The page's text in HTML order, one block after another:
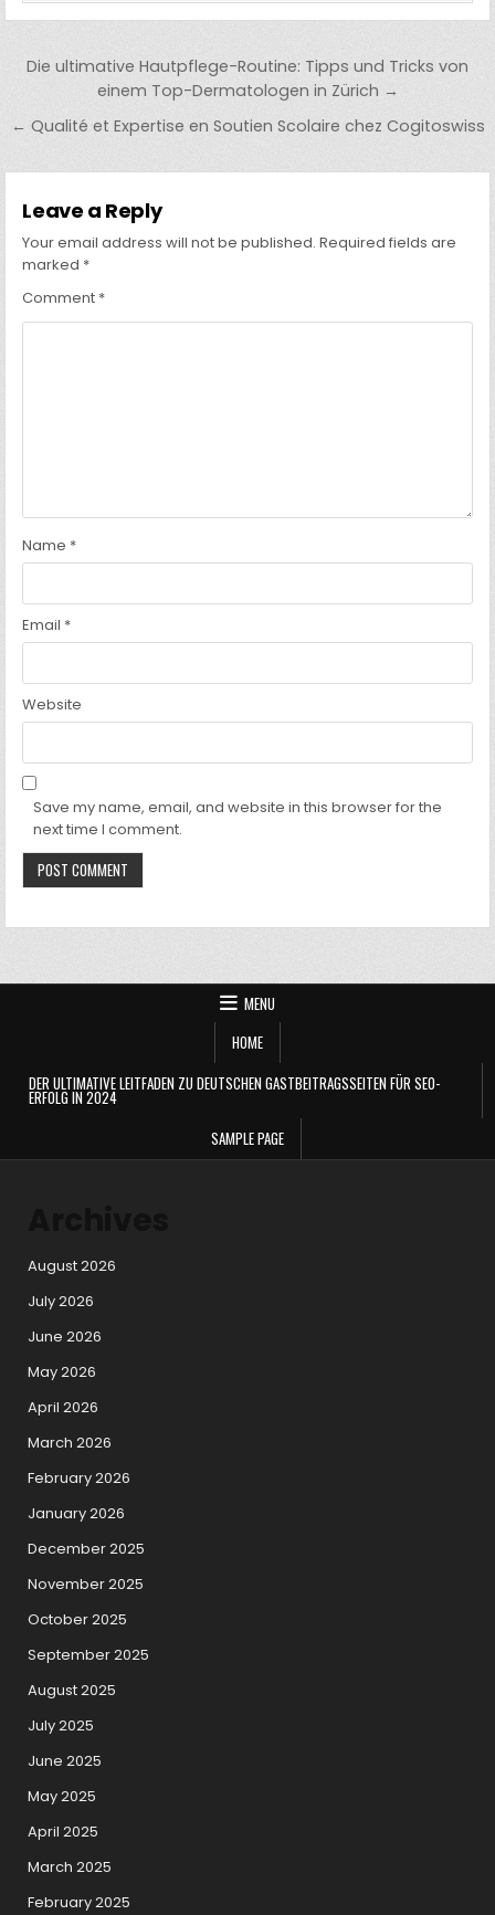
Post
navigation
Die ultimative Hautpflege-Routine: Tipps und Tricks von
einem Top-Dermatologen in Zürich →
← Qualité et Expertise en Soutien Scolaire chez Cogitoswiss
Leave a Reply
Your email address will not be published. Required fields are
marked *
Comment *
Name *
Email *
Website
Save my name, email, and website in this browser for the
next time I comment.
MENU
HOME
DER ULTIMATIVE LEITFADEN ZU DEUTSCHEN GASTBEITRAGSSEITEN FÜR SEO-
ERFOLG IN 2024
SAMPLE PAGE
August 2026
July 2026
June 2026
May 2026
April 2026
March 2026
February 2026
January 2026
December 2025
November 2025
October 2025
September 2025
August 2025
July 2025
June 2025
May 2025
April 2025
March 2025
February 2025